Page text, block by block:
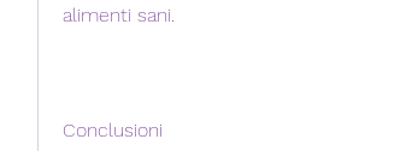
alimenti sani.
Conclusioni